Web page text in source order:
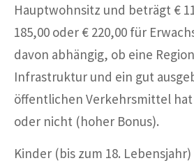
Hauptwohnsitz und beträgt €
185,00 oder € 220,00 für
davon abhängig, ob eine
Infrastruktur und ein gut
öffentlichen Verkehrsmittel
oder nicht (hoher Bonus).
Kinder (bis zum 18.